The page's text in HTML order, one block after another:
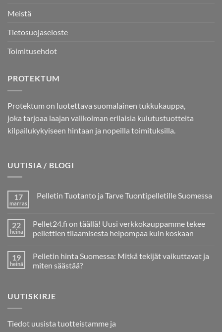
Meistä
Tietosuojaseloste
Toimitusehdot
PROTEKTUM
Protektum on luotettava suomalainen tukkukauppa,
joka tarjoaa laajan valikoiman erilaisia kulutustuotteita
kilpailukykyiseen hintaan ja nopeilla toimituksilla.
UUTISIA / BLOGI
17
marras
Pelletin Tuotanto ja Tarve Tuontipelletille Suomessa
Pelletin
Tuotanto
ja
Suomessa
22
heinä
Pellet24.fi on täällä! Uusi verkkokauppamme tekee
pellettien tilaamisesta helpompaa kuin koskaan
artikkeliin
Pellet24.fi
on
tekee
pellettien
koskaan
19
heinä
Pelletin hinta Suomessa: Mitkä tekijät vaikuttavat ja
miten säästää?
Pelletin
hinta
tekijät
vaikuttavat
UUTISKIRJE
Tiedot uusista tuotteistamme ja